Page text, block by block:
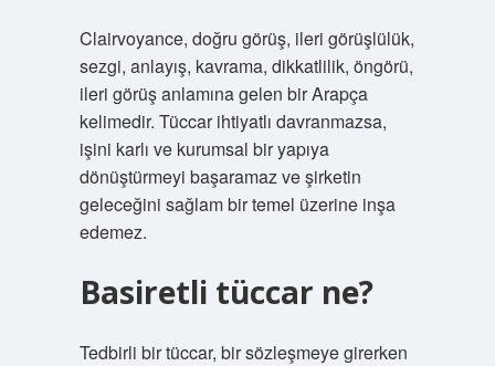
Clairvoyance, doğru görüş, ileri görüşlülük,
sezgi, anlayış, kavrama, dikkatlilik, öngörü,
ileri görüş anlamına gelen bir Arapça
kelimedir. Tüccar ihtiyatlı davranmazsa,
işini karlı ve kurumsal bir yapıya
dönüştürmeyi başaramaz ve şirketin
geleceğini sağlam bir temel üzerine inşa
edemez.
Basiretli tüccar ne?
Tedbirli bir tüccar, bir sözleşmeye girerken